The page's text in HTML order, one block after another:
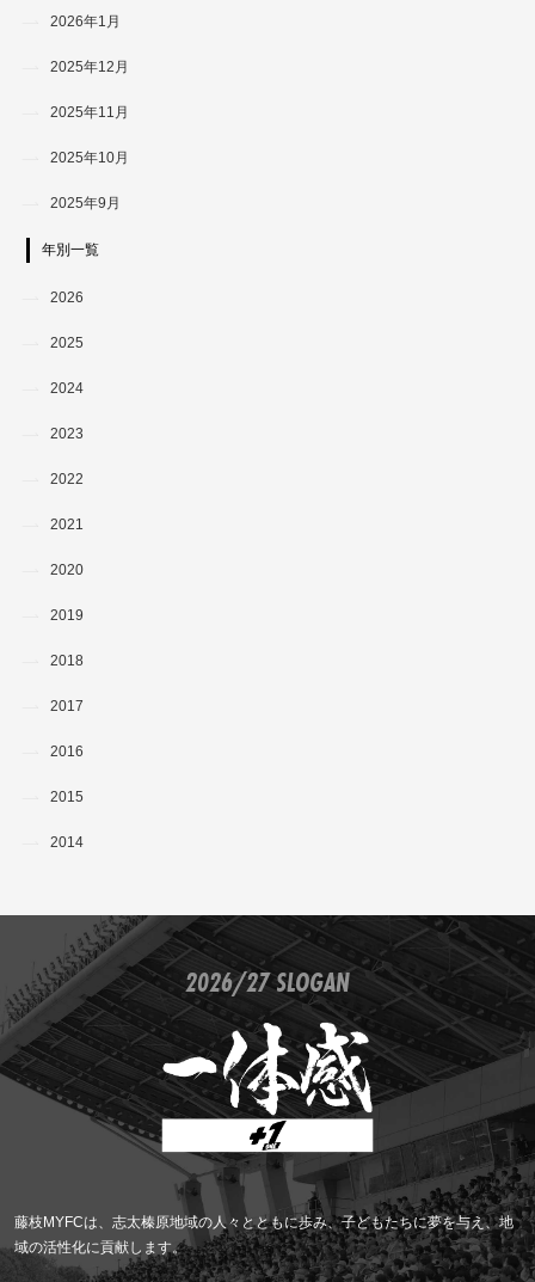
2026年1月
2025年12月
2025年11月
2025年10月
2025年9月
年別一覧
2026
2025
2024
2023
2022
2021
2020
2019
2018
2017
2016
2015
2014
2026/27 SLOGAN
藤枝MYFCは、志太榛原地域の人々とともに歩み、子どもたちに夢を与え、地
域の活性化に貢献します。